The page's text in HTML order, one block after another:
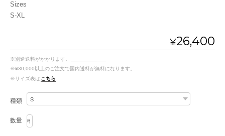
Sizes
S-XL
¥26,400
※別途送料がかかります。
※¥30,000以上のご注文で国内送料が無料になります。
※サイズ表は こちら
種類
数量